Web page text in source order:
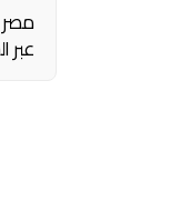
عبر